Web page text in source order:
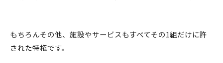
もちろんその他、施設やサービスもすべてその1組だけに許
された特権です。